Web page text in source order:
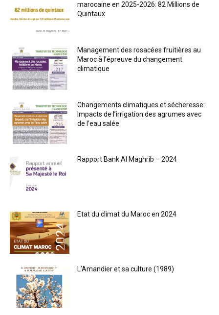
marocaine en 2025-2026: 82 Millions de
Quintaux
Management des rosacées fruitières au
Maroc à l’épreuve du changement
climatique
Changements climatiques et sécheresse:
Impacts de l’irrigation des agrumes avec
de l’eau salée
Rapport Bank Al Maghrib – 2024
Etat du climat du Maroc en 2024
L’Amandier et sa culture (1989)